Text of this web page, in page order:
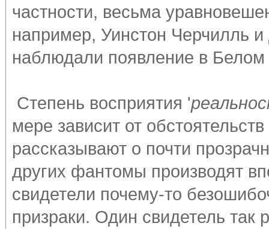
частности, весьма
например, Уинстон Черчилль
наблюдали появление в
Степень восприятия '
мере зависит от
рассказывают о почти
других фантомы производят
свидетели почему-то
призраки. Один свидетель